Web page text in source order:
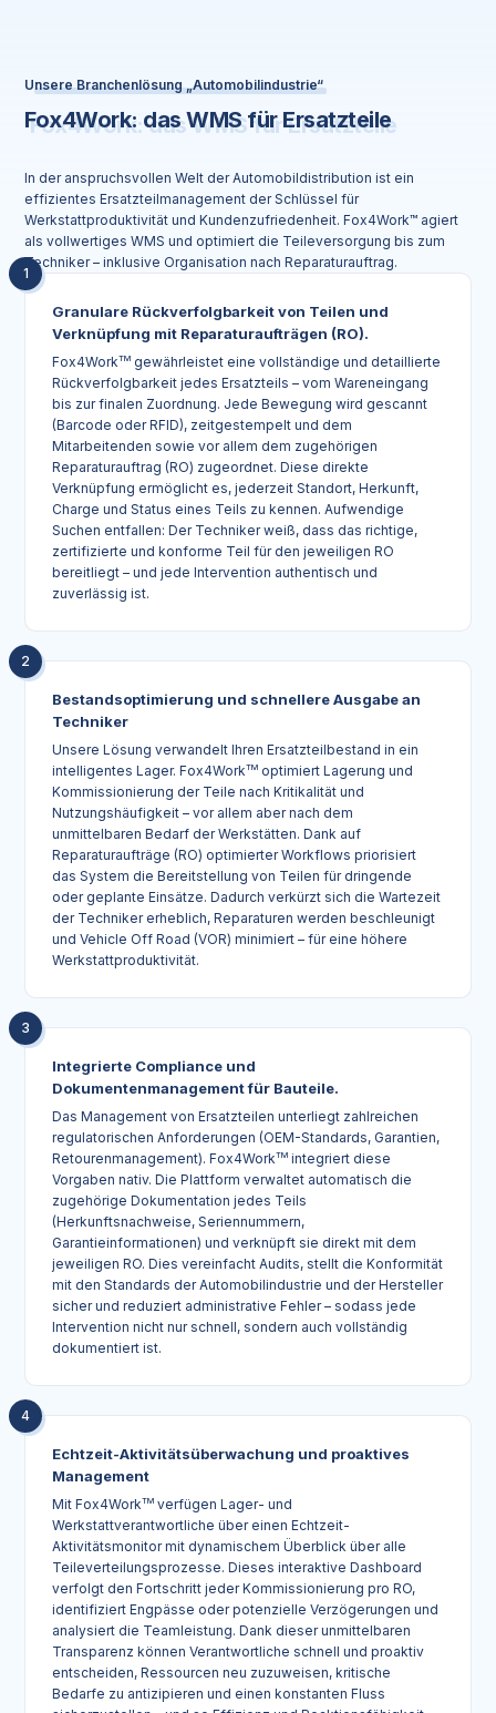
Unsere Branchenlösung „Automobilindustrie“
Fox4Work: das WMS für Ersatzteile
In der anspruchsvollen Welt der Automobildistribution ist ein
effizientes Ersatzteilmanagement der Schlüssel für
Werkstattproduktivität und Kundenzufriedenheit. Fox4Work™ agiert
als vollwertiges WMS und optimiert die Teileversorgung bis zum
Techniker – inklusive Organisation nach Reparaturauftrag.
1
Granulare Rückverfolgbarkeit von Teilen und
Verknüpfung mit Reparaturaufträgen (RO).
Fox4WorkTM gewährleistet eine vollständige und detaillierte
Rückverfolgbarkeit jedes Ersatzteils – vom Wareneingang
bis zur finalen Zuordnung. Jede Bewegung wird gescannt
(Barcode oder RFID), zeitgestempelt und dem
Mitarbeitenden sowie vor allem dem zugehörigen
Reparaturauftrag (RO) zugeordnet. Diese direkte
Verknüpfung ermöglicht es, jederzeit Standort, Herkunft,
Charge und Status eines Teils zu kennen. Aufwendige
Suchen entfallen: Der Techniker weiß, dass das richtige,
zertifizierte und konforme Teil für den jeweiligen RO
bereitliegt – und jede Intervention authentisch und
zuverlässig ist.
2
Bestandsoptimierung und schnellere Ausgabe an
Techniker
Unsere Lösung verwandelt Ihren Ersatzteilbestand in ein
intelligentes Lager. Fox4WorkTM optimiert Lagerung und
Kommissionierung der Teile nach Kritikalität und
Nutzungshäufigkeit – vor allem aber nach dem
unmittelbaren Bedarf der Werkstätten. Dank auf
Reparaturaufträge (RO) optimierter Workflows priorisiert
das System die Bereitstellung von Teilen für dringende
oder geplante Einsätze. Dadurch verkürzt sich die Wartezeit
der Techniker erheblich, Reparaturen werden beschleunigt
und Vehicle Off Road (VOR) minimiert – für eine höhere
Werkstattproduktivität.
3
Integrierte Compliance und
Dokumentenmanagement für Bauteile.
Das Management von Ersatzteilen unterliegt zahlreichen
regulatorischen Anforderungen (OEM-Standards, Garantien,
Retourenmanagement). Fox4WorkTM integriert diese
Vorgaben nativ. Die Plattform verwaltet automatisch die
zugehörige Dokumentation jedes Teils
(Herkunftsnachweise, Seriennummern,
Garantieinformationen) und verknüpft sie direkt mit dem
jeweiligen RO. Dies vereinfacht Audits, stellt die Konformität
mit den Standards der Automobilindustrie und der Hersteller
sicher und reduziert administrative Fehler – sodass jede
Intervention nicht nur schnell, sondern auch vollständig
dokumentiert ist.
4
Echtzeit-Aktivitätsüberwachung und proaktives
Management
Mit Fox4WorkTM verfügen Lager- und
Werkstattverantwortliche über einen Echtzeit-
Aktivitätsmonitor mit dynamischem Überblick über alle
Teileverteilungsprozesse. Dieses interaktive Dashboard
verfolgt den Fortschritt jeder Kommissionierung pro RO,
identifiziert Engpässe oder potenzielle Verzögerungen und
analysiert die Teamleistung. Dank dieser unmittelbaren
Transparenz können Verantwortliche schnell und proaktiv
entscheiden, Ressourcen neu zuzuweisen, kritische
Bedarfe zu antizipieren und einen konstanten Fluss